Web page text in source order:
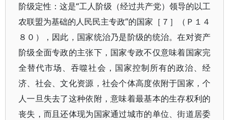
阶级定性：这是“工人阶级（经过共产党）领导的以工
农联盟为基础的人民民主专政”的国家［７］（Ｐ１４
８０），因此，国家统治乃是阶级的统治。在对资产
阶级全面专政的主张下，国家专政不仅意味着国家完
全替代市场、吞噬社会，国家控制所有的政治、经
济、社会、文化资源，社会个体高度依附于国家，个
人一旦失去了这种依附，意味着最基本的生存权利的
丧失，而且还体现为国家通过城市的单位、街道居委